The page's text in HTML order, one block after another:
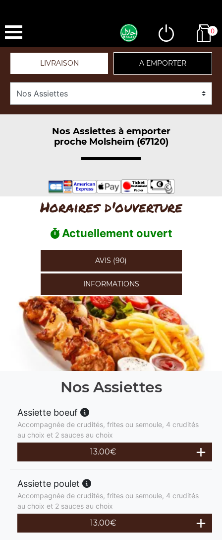
0
LIVRAISON A EMPORTER
Nos Assiettes à emporter
proche Molsheim (67120)
Horaires d'ouverture
Actuellement ouvert
AVIS (90)
INFORMATIONS
Nos Assiettes
Assiette boeuf
Accompagnée de crudités, frites ou semoule, 4 crudités
au choix et 2 sauces au choix
13.00€
Assiette poulet
Accompagnée de crudités, frites ou semoule, 4 crudités
au choix et 2 sauces au choix
13.00€